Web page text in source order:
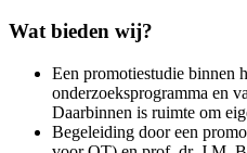
Wat bieden wij?
Een promotiestudie binnen
onderzoeksprogramma en
Daarbinnen is ruimte om
Begeleiding door een